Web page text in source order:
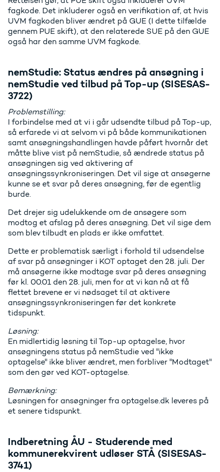
fagkode. Det inkluderer også en verifikation af, at hvis
UVM fagkoden bliver ændret på GUE (I dette tilfælde
gennem PUE skift), at den relaterede SUE på den GUE
også har den samme UVM fagkode.
nemStudie: Status ændres på ansøgning i
nemStudie ved tilbud på Top-up (SISESAS-
3722)
Problemstilling:
I forbindelse med at vi i går udsendte tilbud på Top-up,
så erfarede vi at selvom vi på både kommunikationen
samt ansøgningshandlingen havde påført hvornår det
måtte blive vist på nemStudie, så ændrede status på
ansøgningen sig ved aktivering af
ansøgningssynkroniseringen. Det vil sige at ansøgerne
kunne se et svar på deres ansøgning, før de egentlig
burde.
Det drejer sig udelukkende om de ansøgere som
modtog et afslag på deres ansøgning. Det vil sige dem
som blev tilbudt en plads er ikke omfattet.
Dette er problematisk særligt i forhold til udsendelse
af svar på ansøgninger i KOT optaget den 28. juli. Der
må ansøgerne ikke modtage svar på deres ansøgning
før kl. 00.01 den 28. juli, men for at vi kan nå at få
flettet brevene er vi nødsaget til at aktivere
ansøgningssynkroniseringen før det konkrete
tidspunkt.
Løsning:
En midlertidig løsning til Top-up optagelse, hvor
ansøgningens status på nemStudie ved "ikke
optagelse" ikke bliver ændret, men forbliver "Modtaget"
som den gør ved KOT-optagelse.
Bemærkning:
Løsningen for ansøgninger fra optagelse.dk leveres på
et senere tidspunkt.
Indberetning ÅU - Studerende med
kommunerekvirent udløser STÅ (SISESAS-
3741)